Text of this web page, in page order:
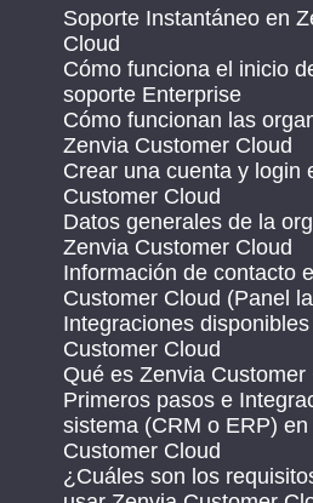
Soporte Instantáneo en
Cloud
Cómo funciona el inicio
soporte Enterprise
Cómo funcionan las
Zenvia Customer Cloud
Crear una cuenta y login
Customer Cloud
Datos generales de la
Zenvia Customer Cloud
Información de contacto
Customer Cloud (Panel
Integraciones
Customer Cloud
Qué es Zenvia Customer
Primeros pasos e
sistema (CRM o ERP)
Customer Cloud
¿Cuáles son los